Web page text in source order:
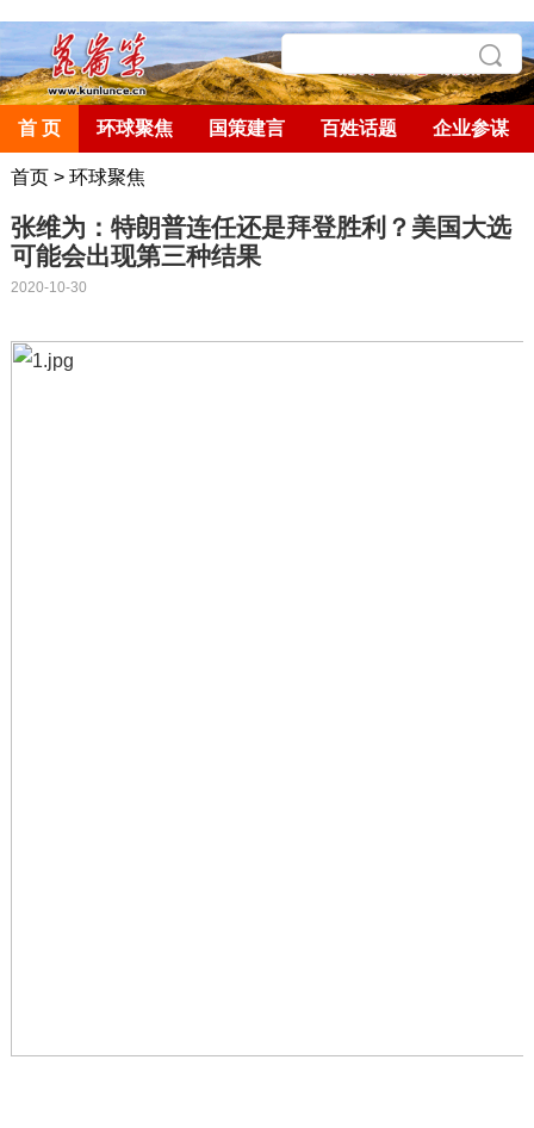
首 页 环球聚焦 国策建言 百姓话题 企业参谋
首页> 环球聚焦
张维为：特朗普连任还是拜登胜利？美国大选
可能会出现第三种结果
2020-10-30